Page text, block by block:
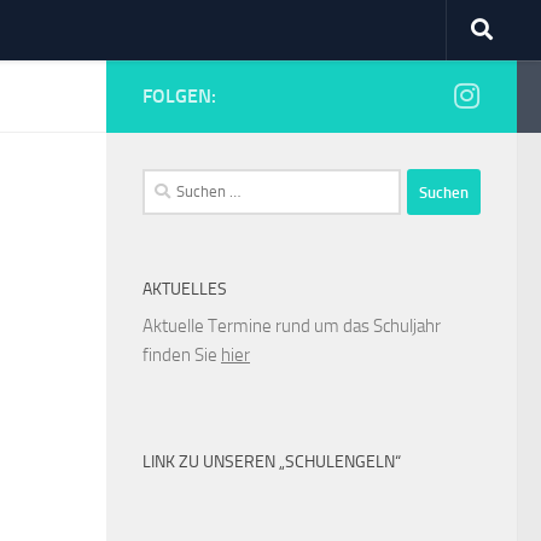
FOLGEN:
Suchen
nach:
AKTUELLES
Aktuelle Termine rund um das Schuljahr
finden Sie hier
LINK ZU UNSEREN „SCHULENGELN“